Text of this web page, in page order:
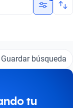
Guardar búsqueda
tu